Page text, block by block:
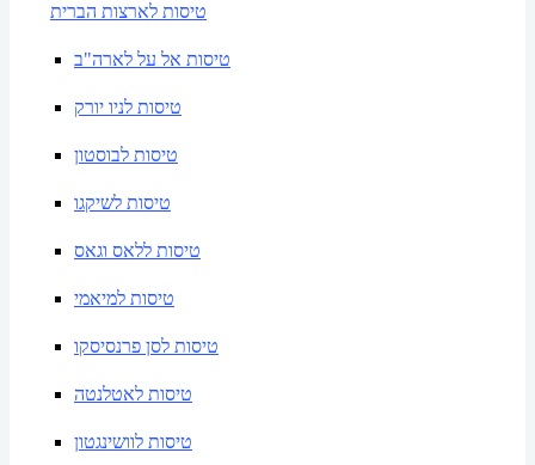
טיסות לארצות הברית
טיסות אל על לארה"ב
טיסות לניו יורק
טיסות לבוסטון
טיסות לשיקגו
טיסות ללאס וגאס
טיסות למיאמי
טיסות לסן פרנסיסקו
טיסות לאטלנטה
טיסות לוושינגטון